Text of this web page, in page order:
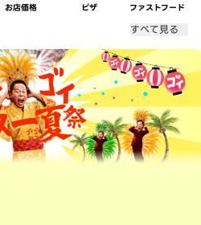
お店価格 ピザ ファストフード
すべて見る